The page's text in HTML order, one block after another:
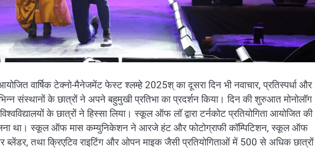
वार्षिक टेक्नो-मैनेजमेंट फेस्ट श्लम्हे 2025श् का दूसरा दिन भी नवाचार, प्रतिस्पर्धा और
संस्थानों के छात्रों ने अपने बहुमुखी प्रतिभा का प्रदर्शन किया। दिन की शुरुआत मोनोलॉग
के छात्रों ने हिस्सा लिया। स्कूल ऑफ लॉ द्वारा टर्नकोट प्रतियोगिता आयोजित की
था। स्कूल ऑफ मास कम्युनिकेशन ने आरजे हंट और फोटोग्राफी कॉम्पिटिशन, स्कूल ऑफ
ब्लेंडर, तथा क्रिएटिव राइटिंग और ओपन माइक जैसी प्रतियोगिताओं में 500 से अधिक छात्रों